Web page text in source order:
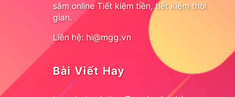
sắm online Tiết kiệm tiền, tiết kiệm thời
gian.
Liên hệ: hi@mgg.vn
Bài Viết Hay